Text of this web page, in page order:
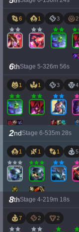
6 1 3 2
6thStage 5-326m 56s
1 1 3 4
2ndStage 6-535m 28s
1 1 1 5
8thStage 4-219m 18s
7 2 2